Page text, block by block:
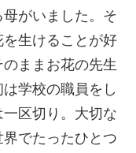
がいました。そ
生けることが好
ままお花の先生
学校の職員をし
区切り。大切な
でたったひとつ